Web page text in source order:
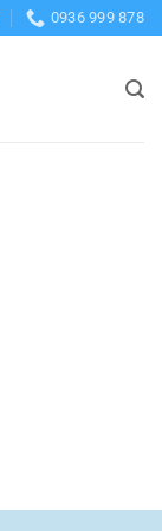
0936 999 878